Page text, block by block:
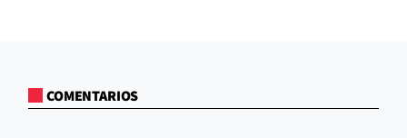
COMENTARIOS